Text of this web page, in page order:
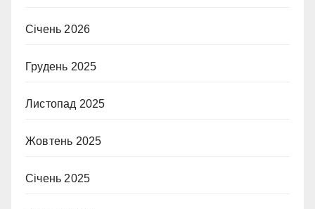
Січень 2026
Грудень 2025
Листопад 2025
Жовтень 2025
Січень 2025